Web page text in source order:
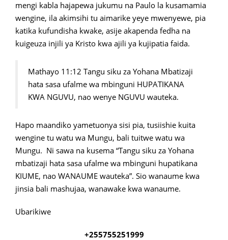
mengi kabla hajapewa jukumu na Paulo la kusamamia
wengine, ila akimsihi tu aimarike yeye mwenyewe, pia
katika kufundisha kwake, asije akapenda fedha na
kuigeuza injili ya Kristo kwa ajili ya kujipatia faida.
Mathayo 11:12 Tangu siku za Yohana Mbatizaji
hata sasa ufalme wa mbinguni HUPATIKANA
KWA NGUVU, nao wenye NGUVU wauteka.
Hapo maandiko yametuonya sisi pia, tusiishie kuita
wengine tu watu wa Mungu, bali tuitwe watu wa
Mungu. Ni sawa na kusema “Tangu siku za Yohana
mbatizaji hata sasa ufalme wa mbinguni hupatikana
KIUME, nao WANAUME wauteka”. Sio wanaume kwa
jinsia bali mashujaa, wanawake kwa wanaume.
Ubarikiwe
+255755251999